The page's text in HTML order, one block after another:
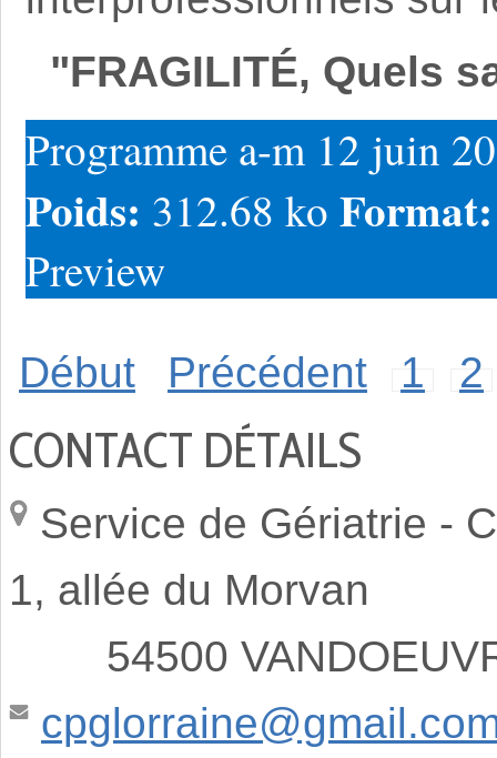
"FRAGILITÉ, Quels
Programme a-m 12 juin
Poids: 312.68 ko
Preview
Début Précédent 1 2
CONTACT DÉTAILS
Service de Gériatrie -
1, allée du Morvan
54500